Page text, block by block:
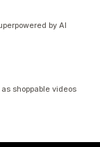
by AI
shoppable videos